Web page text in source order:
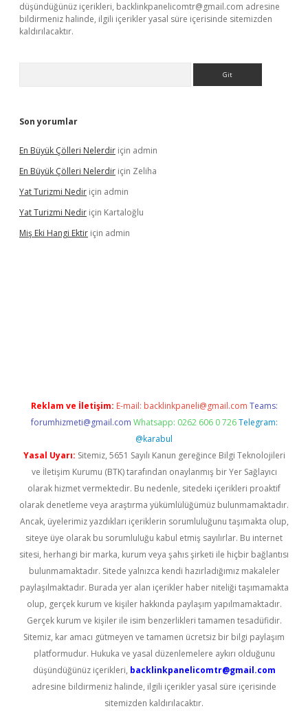
düşündüğünüz içerikleri, backlinkpanelicomtr@gmail.com adresine
bildirmeniz halinde, ilgili içerikler yasal süre içerisinde sitemizden
kaldırılacaktır.
Son yorumlar
En Büyük Çölleri Nelerdir için admin
En Büyük Çölleri Nelerdir için Zeliha
Yat Turizmi Nedir için admin
Yat Turizmi Nedir için Kartaloğlu
Miş Eki Hangi Ektir için admin
Reklam ve İletişim: E-mail: backlinkpaneli@gmail.com Teams:
forumhizmeti@gmail.com Whatsapp: 0262 606 0 726 Telegram:
@karabul
Yasal Uyarı: Sitemiz, 5651 Sayılı Kanun gereğince Bilgi Teknolojileri
ve İletişim Kurumu (BTK) tarafından onaylanmış bir Yer Sağlayıcı
olarak hizmet vermektedir. Bu nedenle, sitedeki içerikleri proaktif
olarak denetleme veya araştırma yükümlülüğümüz bulunmamaktadır.
Ancak, üyelerimiz yazdıkları içeriklerin sorumluluğunu taşımakta olup,
siteye üye olarak bu sorumluluğu kabul etmiş sayılırlar. Bu internet
sitesi, herhangi bir marka, kurum veya şahıs şirketi ile hiçbir bağlantısı
bulunmamaktadır. Sitede yalnızca kendi hazırladığımız makaleler
paylaşılmaktadır. Burada yer alan içerikler haber niteliği taşımamakta
olup, gerçek kurum ve kişiler hakkında paylaşım yapılmamaktadır.
Gerçek kurum ve kişiler ile isim benzerlikleri tamamen tesadüfidir.
Sitemiz, kar amacı gütmeyen ve tamamen ücretsiz bir bilgi paylaşım
platformudur. Hukuka ve yasal düzenlemelere aykırı olduğunu
düşündüğünüz içerikleri, backlinkpanelicomtr@gmail.com
adresine bildirmeniz halinde, ilgili içerikler yasal süre içerisinde
sitemizden kaldırılacaktır.